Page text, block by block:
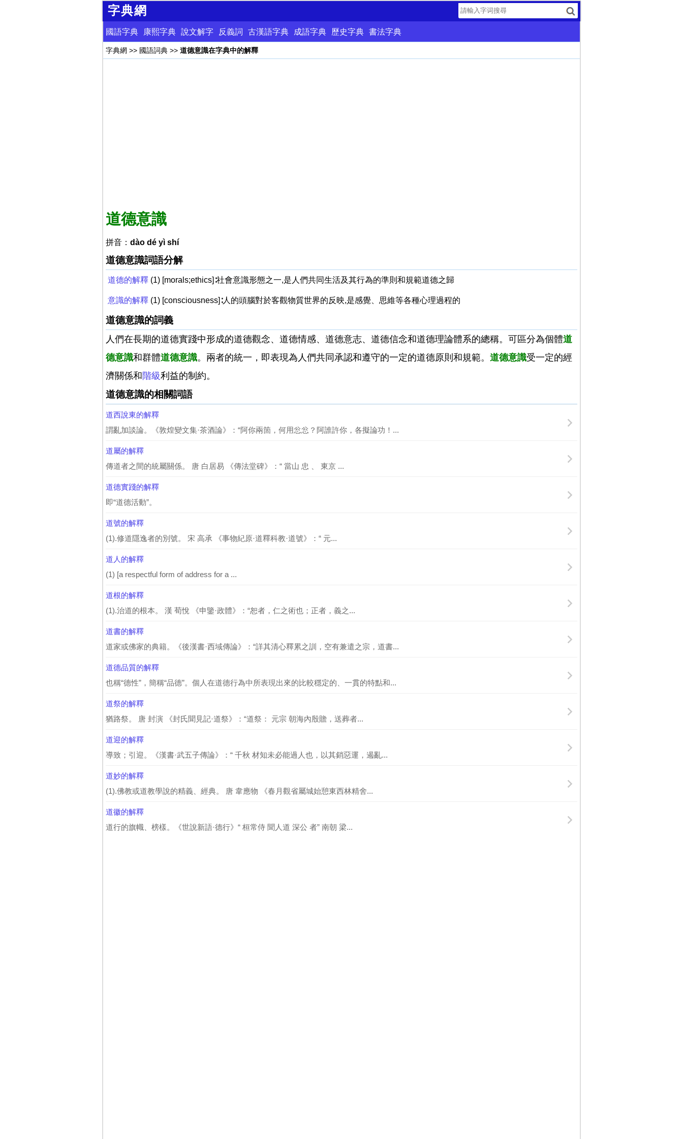
字典網
國語字典 康熙字典 說文解字 反義詞 古漢語字典 成語字典 歷史字典 書法字典
字典網 >> 國語詞典>> 道德意識在字典中的解釋
道德意識
拼音： dào dé yì shí
道德意識詞語分解
道德的解釋(1) [morals;ethics]∶社會意識形態之一,是人們共同生活及其行為的準則和規範道德之歸
意識的解釋(1) [consciousness]∶人的頭腦對於客觀物質世界的反映,是感覺、思維等各種心理過程的
道德意識的詞義
人們在長期的道德實踐中形成的道德觀念、道德情感、道德意志、道德信念和道德理論體系的總稱。可區分為個體道
德意識和群體道德意識。兩者的統一，即表現為人們共同承認和遵守的一定的道德原則和規範。 道德意識受一定的經
濟關係和 階級利益的制約。
道德意識的相關詞語
道西說東的解釋
謂亂加談論。《敦煌變文集·茶酒論》：“阿你兩箇，何用忩忩？阿誰許你，各擬論功！...
道屬的解釋
傳道者之間的統屬關係。 唐 白居易 《傳法堂碑》：“ 當山 忠 、 東京 ...
道德實踐的解釋
即“道德活動”。
道號的解釋
(1).修道隱逸者的別號。 宋 高承 《事物紀原·道釋科教·道號》：“ 元...
道人的解釋
(1) [a respectful form of address for a ...
道根的解釋
(1).治道的根本。 漢 荀悅 《申鑒·政體》：“恕者，仁之術也；正者，義之...
道書的解釋
道家或佛家的典籍。《後漢書·西域傳論》：“詳其清心釋累之訓，空有兼遣之宗，道書...
道德品質的解釋
也稱“德性”，簡稱“品德”。個人在道德行為中所表現出來的比較穩定的、一貫的特點和...
道祭的解釋
猶路祭。 唐 封演 《封氏聞見記·道祭》：“道祭： 元宗 朝海內殷贍，送葬者...
道迎的解釋
導致；引迎。《漢書·武五子傳論》：“ 千秋 材知未必能過人也，以其銷惡運，遏亂...
道妙的解釋
(1).佛教或道教學說的精義、經典。 唐 韋應物 《春月觀省屬城始憩東西林精舍...
道徽的解釋
道行的旗幟、榜樣。《世說新語·德行》“ 桓常侍 聞人道 深公 者” 南朝 梁...